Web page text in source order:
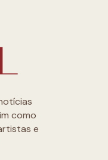
como
e